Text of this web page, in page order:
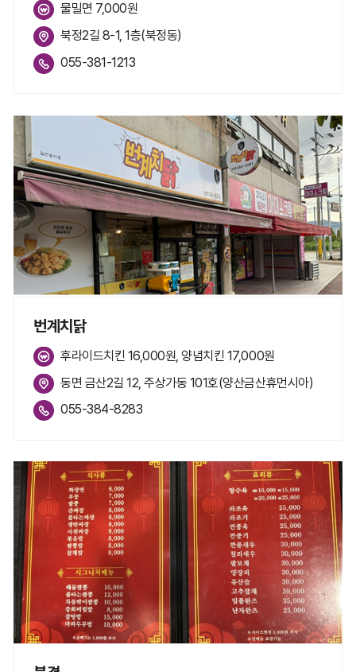
물밀면 7,000원
북정2길 8-1, 1층(북정동)
055-381-1213
번계치닭
후라이드치킨 16,000원, 양념치킨 17,000원
동면 금산2길 12, 주상가동 101호(양산금산휴먼시아)
055-384-8283